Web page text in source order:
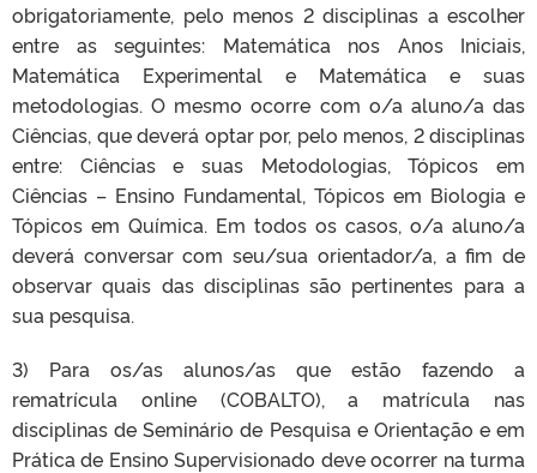
obrigatoriamente, pelo menos 2 disciplinas a escolher
entre as seguintes: Matemática nos Anos Iniciais,
Matemática Experimental e Matemática e suas
metodologias. O mesmo ocorre com o/a aluno/a das
Ciências, que deverá optar por, pelo menos, 2 disciplinas
entre: Ciências e suas Metodologias, Tópicos em
Ciências – Ensino Fundamental, Tópicos em Biologia e
Tópicos em Química. Em todos os casos, o/a aluno/a
deverá conversar com seu/sua orientador/a, a fim de
observar quais das disciplinas são pertinentes para a
sua pesquisa.
3) Para os/as alunos/as que estão fazendo a
rematrícula online (COBALTO), a matrícula nas
disciplinas de Seminário de Pesquisa e Orientação e em
Prática de Ensino Supervisionado deve ocorrer na turma